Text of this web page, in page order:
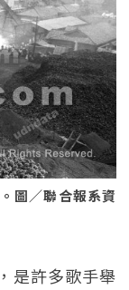
圖／聯合報系資
是許多歌手舉